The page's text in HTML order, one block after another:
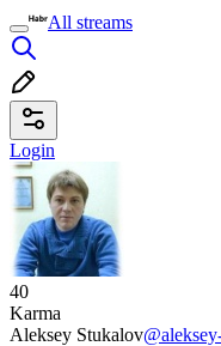
All streams
Login
40
Karma
Aleksey Stukalov